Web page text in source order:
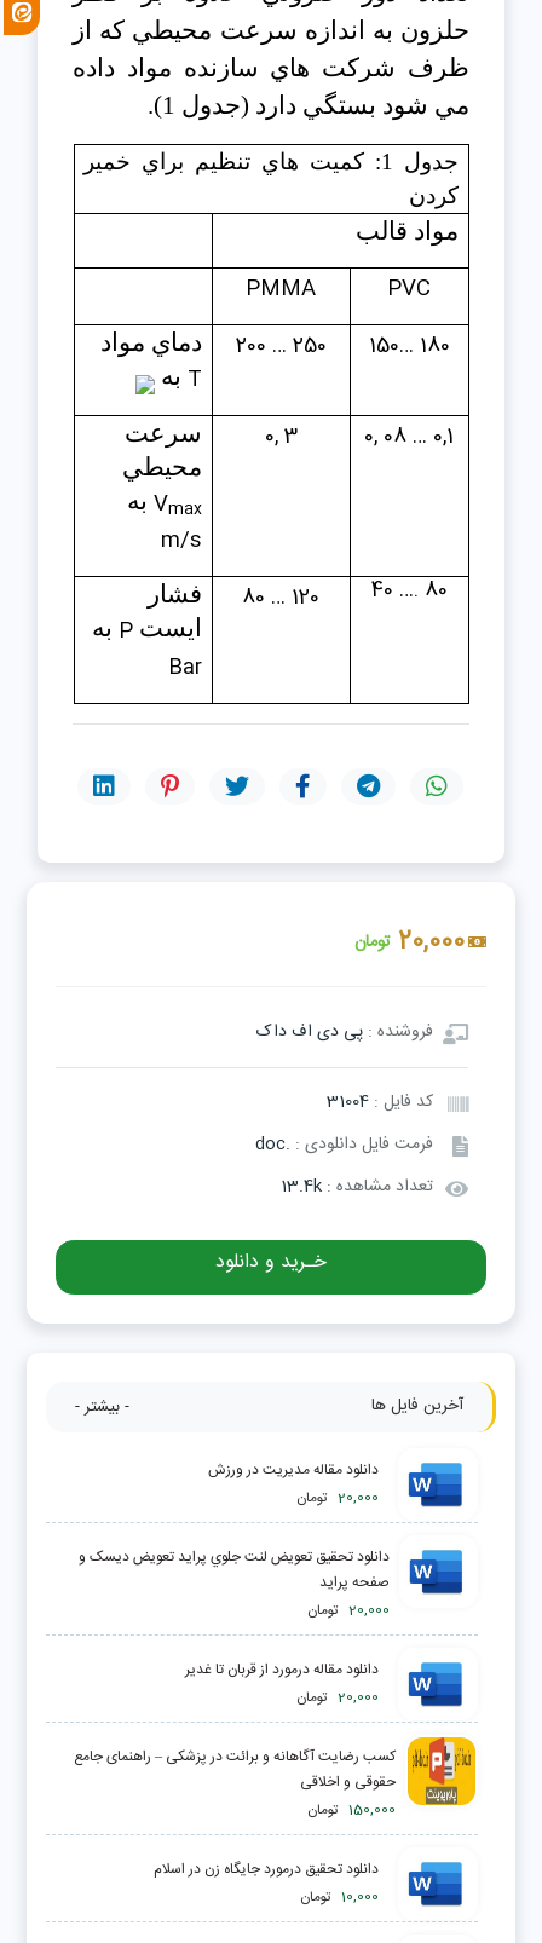
20,000 تومان
فروشنده :پی دی اف داک
کد فایل :31004
فرمت فایل دانلودی : .doc
تعداد مشاهده :13.4k
خـرید و دانلود
آخرین فایل ها - بیشتر -
دانلود مقاله مديريت در ورزش
20,000 تومان
دانلود تحقیق تعويض لنت جلوي پرايد تعويض ديسک و
صفحه پرايد
20,000 تومان
دانلود مقاله درمورد از قربان تا غدير
20,000 تومان
کسب رضایت آگاهانه و برائت در پزشکی – راهنمای جامع
حقوقی و اخلاقی
150,000 تومان
دانلود تحقیق درمورد جایگاه زن در اسلام
10,000 تومان
حلزون به اندازه سرعت محيطي كه از
ظرف شركت هاي سازنده مواد داده
مي شود بستگي دارد (جدول 1).
جدول 1: كميت هاي تنظيم براي خمير
كردن
مواد قالب
PVC
PMMA
150… 180
200 … 250 دماي مواد
T به
0, 08 … 0,1
0, 3
سرعت
محيطي
Vmax به
m/s
40 …. 80
80 … 120
فشار
ايست P به
Bar